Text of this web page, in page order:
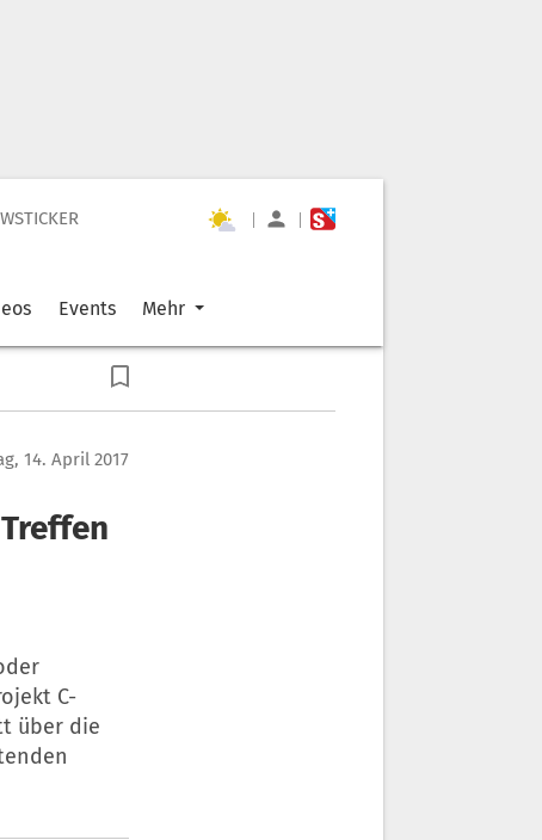
| |
Events Mehr
14. April 2017
C-
über die